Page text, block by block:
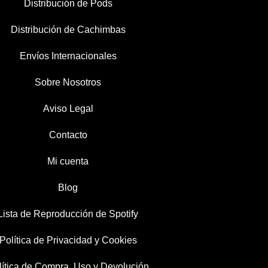
Distribución de Pods
Distribución de Cachimbas
Envíos Internacionales
Sobre Nosotros
Aviso Legal
Contacto
Mi cuenta
Blog
de Reproducción de Spotify
de Privacidad y Cookies